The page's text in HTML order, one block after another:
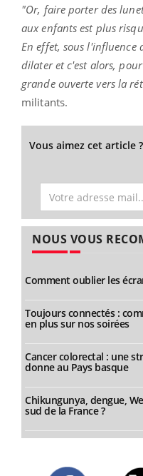
"Or, faire porter des
aux enfants est plus
En effet, sous l'influence
dilater et c'est alors,
grande ouverte vers la
militants.
Vous aimez cet article
NOUS VOUS
Comment oublier les
Toujours connectés :
en plus sur nos soirées
Cancer colorectal : une
donne au Pays basque
Chikungunya, dengue,
sud de la France ?